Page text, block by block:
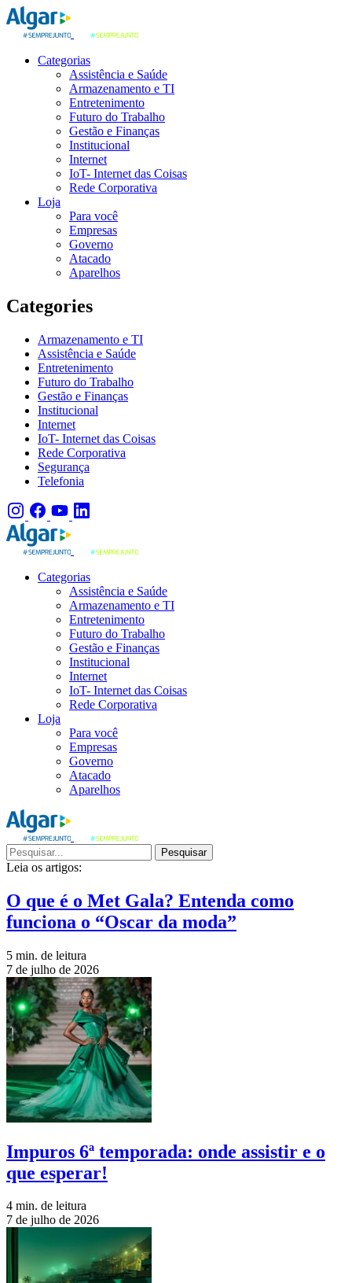
Categorias
Assistência e Saúde
Armazenamento e TI
Entretenimento
Futuro do Trabalho
Gestão e Finanças
Institucional
Internet
IoT- Internet das Coisas
Rede Corporativa
Loja
Para você
Empresas
Governo
Atacado
Aparelhos
Categories
Armazenamento e TI
Assistência e Saúde
Entretenimento
Futuro do Trabalho
Gestão e Finanças
Institucional
Internet
IoT- Internet das Coisas
Rede Corporativa
Segurança
Telefonia
Categorias
Assistência e Saúde
Armazenamento e TI
Entretenimento
Futuro do Trabalho
Gestão e Finanças
Institucional
Internet
IoT- Internet das Coisas
Rede Corporativa
Loja
Para você
Empresas
Governo
Atacado
Aparelhos
Pesquisar
Leia os artigos:
O que é o Met Gala? Entenda como
funciona o “Oscar da moda”
5 min. de leitura
7 de julho de 2026
Impuros 6ª temporada: onde assistir e o
que esperar!
4 min. de leitura
7 de julho de 2026